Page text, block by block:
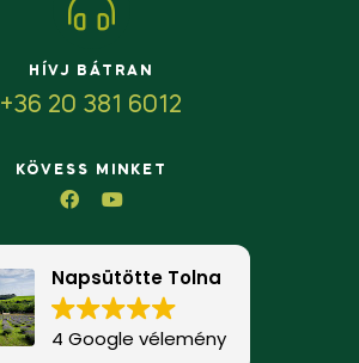
HÍVJ BÁTRAN
+36 20 381 6012
KÖVESS MINKET
Napsütötte Tolna
4 Google vélemény